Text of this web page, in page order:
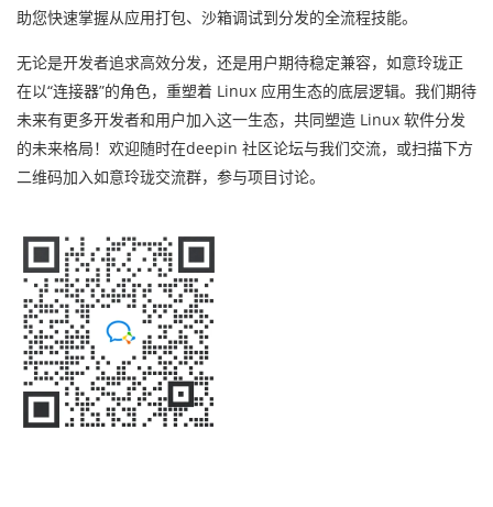
助您快速掌握从应用打包、沙箱调试到分发的全流程技能。
无论是开发者追求高效分发，还是用户期待稳定兼容，如意玲珑正
在以“连接器”的角色，重塑着 Linux 应用生态的底层逻辑。我们期待
未来有更多开发者和用户加入这一生态，共同塑造 Linux 软件分发
的未来格局！欢迎随时在deepin 社区论坛与我们交流，或扫描下方
二维码加入如意玲珑交流群，参与项目讨论。